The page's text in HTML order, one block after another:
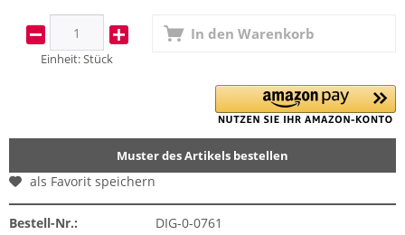
Einheit:Stück
In den Warenkorb
Muster des Artikels bestellen
als Favorit speichern
Bestell-Nr.:
DIG-0-0761